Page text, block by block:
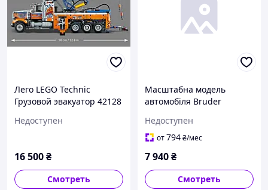
Лего LEGO Technic
Грузовой эвакуатор 42128
Недоступен
16 500₴
Смотреть
Масштабна модель
автомобіля Bruder
560R для вантажних авто
(03553)
Недоступен
от794₴/мес
7 940₴
Смотреть